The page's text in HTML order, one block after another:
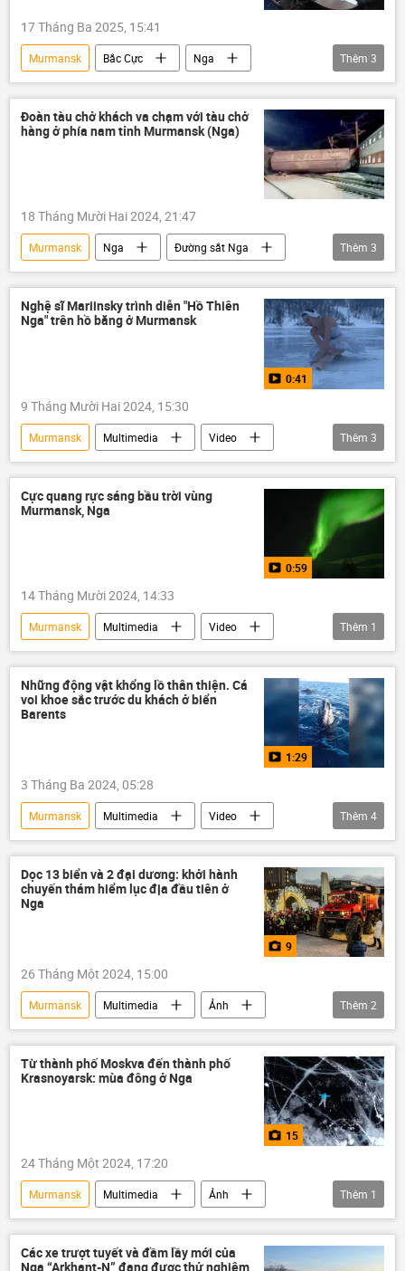
17 Tháng Ba 2025, 15:41
Murmansk Bắc Cực
Nga
Thế giới
Đông Nam Á
Vùng vịnh Ba Tư
Thêm 3
Đoàn tàu chở khách va chạm với tàu chở
hàng ở phía nam tỉnh Murmansk (Nga)
18 Tháng Mười Hai 2024, 21:47
Murmansk Nga
Đường sắt Nga
Thời sự
Thế giới Xã hội
Thêm 3
Nghệ sĩ Mariinsky trình diễn "Hồ Thiên
Nga" trên hồ băng ở Murmansk
0:41
9 Tháng Mười Hai 2024, 15:30
Murmansk Multimedia
Video
nhà hát
Nga Tchaikovsky
Thêm 3
Cực quang rực sáng bầu trời vùng
Murmansk, Nga
0:59
14 Tháng Mười 2024, 14:33
Murmansk Multimedia
Video
Nga
Thêm 1
Những động vật khổng lồ thân thiện. Cá
voi khoe sắc trước du khách ở biển
Barents
1:29
3 Tháng Ba 2024, 05:28
Murmansk Multimedia
Video
Biển Barents
cá voi
mùa Đông
Nga
Thêm 4
Dọc 13 biển và 2 đại dương: khởi hành
chuyến thám hiểm lục địa đầu tiên ở
Nga
9
26 Tháng Một 2024, 15:00
Murmansk Multimedia
Ảnh
Nga
du khách
Thêm 2
Từ thành phố Moskva đến thành phố
Krasnoyarsk: mùa đông ở Nga
15
24 Tháng Một 2024, 17:20
Murmansk Multimedia
Ảnh
mùa Đông
Thêm 1
Các xe trượt tuyết và đầm lầy mới của
Nga “Arkhant-N” đang được thử nghiệm